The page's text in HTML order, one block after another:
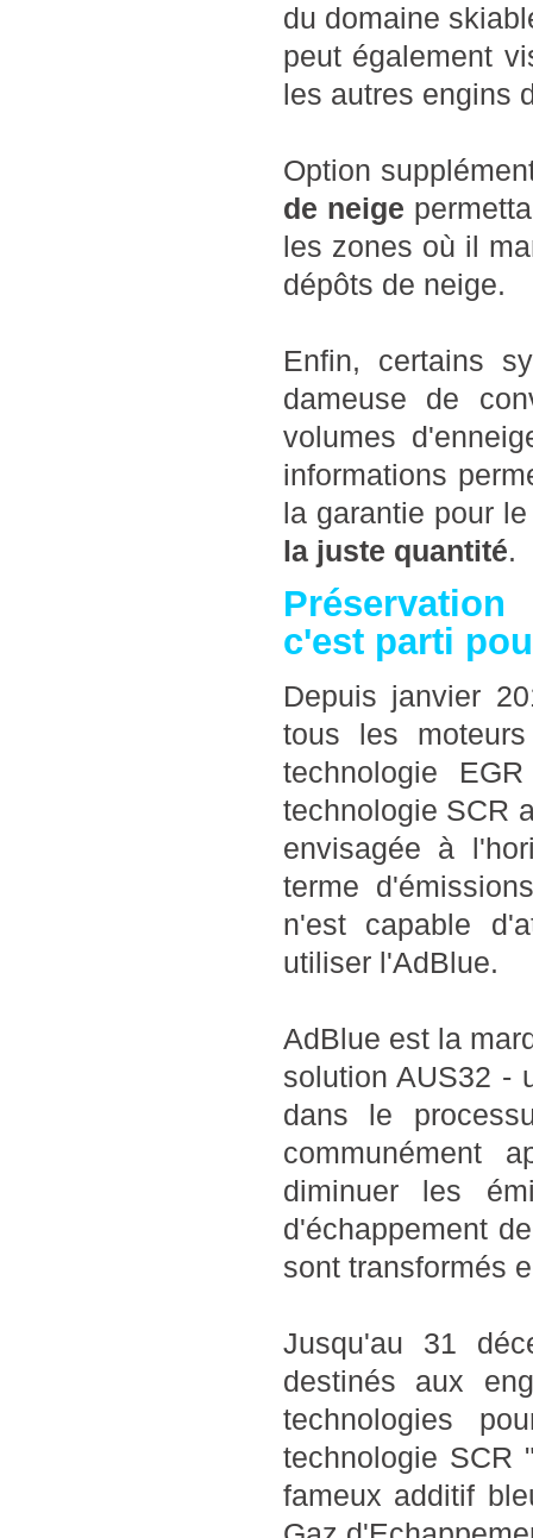
du domaine
peut également
les autres engins
Option
de neige
les zones où il
dépôts de neige.
Enfin, certains
dameuse de
volumes
informations
la garantie pour
la juste quantité.
c'est parti
Depuis janvier
tous les
technologie
technologie SCR
envisagée à
terme
n'est capable
utiliser l'AdBlue.
AdBlue est la
solution AUS32 -
dans le
communément
diminuer les
d'échappement
sont transformés
Jusqu'au 31
destinés aux
technologies
technologie SCR
fameux additif